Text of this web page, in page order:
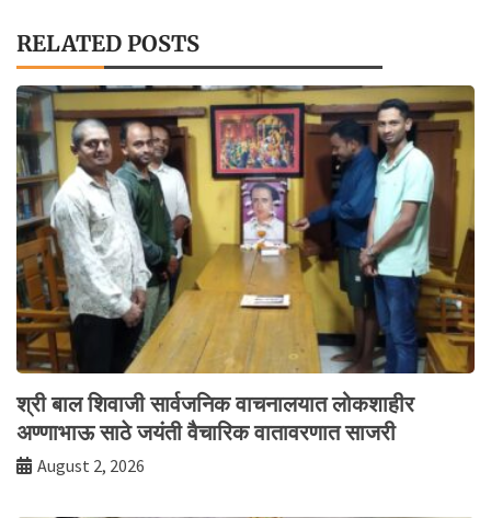
RELATED POSTS
श्री बाल शिवाजी सार्वजनिक वाचनालयात लोकशाहीर
अण्णाभाऊ साठे जयंती वैचारिक वातावरणात साजरी
August 2, 2026